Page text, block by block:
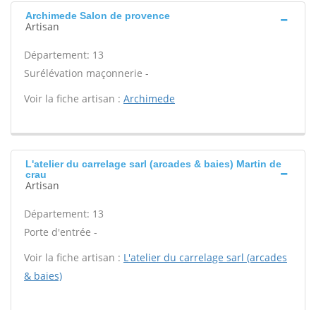
Archimede Salon de provence
Artisan
Département: 13
Surélévation maçonnerie -
Voir la fiche artisan : Archimede
L'atelier du carrelage sarl (arcades & baies) Martin de
crau
Artisan
Département: 13
Porte d'entrée -
Voir la fiche artisan : L'atelier du carrelage sarl (arcades
& baies)